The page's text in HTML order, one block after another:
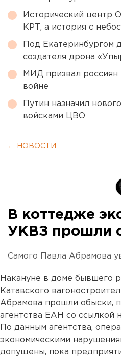
Исторический центр
КРТ, а история с
Под Екатеринбургом
создателя дрона
МИД призвал россиян
войне
Путин назначил
войсками ЦВО
← НОВОСТИ
В коттедже
УКВЗ прошли
Самого Павла Абрамова
Накануне в доме бывшего
Катавского
Абрамова прошли обыски,
агентства ЕАН со ссылкой
По данным агентства,
экономическими
допущены, пока